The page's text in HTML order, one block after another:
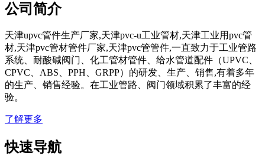
公司简介
天津upvc管件生产厂家,天津pvc-u工业管材,天津工业用pvc管
材,天津pvc管材管件厂家,天津pvc管管件,一直致力于工业管路
系统、耐酸碱阀门、化工管材管件、给水管道配件（UPVC、
CPVC、ABS、PPH、GRPP）的研发、生产、销售,有着多年
的生产、销售经验。在工业管路、阀门领域积累了丰富的经
验。
了解更多
快速导航